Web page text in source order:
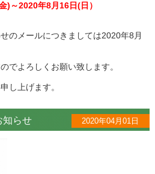
)～2020年8月16日(日）
のメールにつきましては2020年8月
でよろしくお願い致します。
し上げます。
知らせ 2020年04月01日